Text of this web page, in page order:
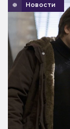
Новости